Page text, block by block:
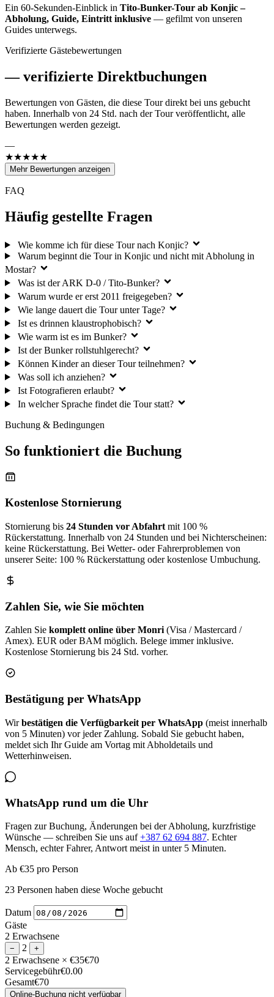
Ein 60-Sekunden-Einblick in Tito-Bunker-Tour ab Konjic –
Abholung, Guide, Eintritt inklusive — gefilmt von unseren
Guides unterwegs.
Verifizierte Gästebewertungen
—verifizierte Direktbuchungen
Bewertungen von Gästen, die diese Tour direkt bei uns gebucht
haben. Innerhalb von 24 Std. nach der Tour veröffentlicht, alle
Bewertungen werden gezeigt.
—
★★★★★
Mehr Bewertungen anzeigen
FAQ
Häufig gestellte Fragen
Wie komme ich für diese Tour nach Konjic?
Warum beginnt die Tour in Konjic und nicht mit Abholung in
Mostar?
Was ist der ARK D-0 / Tito-Bunker?
Warum wurde er erst 2011 freigegeben?
Wie lange dauert die Tour unter Tage?
Ist es drinnen klaustrophobisch?
Wie warm ist es im Bunker?
Ist der Bunker rollstuhlgerecht?
Können Kinder an dieser Tour teilnehmen?
Was soll ich anziehen?
Ist Fotografieren erlaubt?
In welcher Sprache findet die Tour statt?
Buchung & Bedingungen
So funktioniert die Buchung
Kostenlose Stornierung
Stornierung bis 24 Stunden vor Abfahrt mit 100 %
Rückerstattung. Innerhalb von 24 Stunden und bei Nichterscheinen:
keine Rückerstattung. Bei Wetter- oder Fahrerproblemen von
unserer Seite: 100 % Rückerstattung oder kostenlose Umbuchung.
Zahlen Sie, wie Sie möchten
Zahlen Sie komplett online über Monri(Visa / Mastercard /
Amex). EUR oder BAM möglich. Belege immer inklusive.
Kostenlose Stornierung bis 24 Std. vorher.
Bestätigung per WhatsApp
Wirbestätigen die Verfügbarkeit per WhatsApp (meist innerhalb
von 5 Minuten) vor jeder Zahlung. Sobald Sie gebucht haben,
meldet sich Ihr Guide am Vortag mit Abholdetails und
Wetterhinweisen.
WhatsApp rund um die Uhr
Fragen zur Buchung, Änderungen bei der Abholung, kurzfristige
Wünsche — schreiben Sie uns auf+387 62 694 887. Echter
Mensch, echter Fahrer, Antwort meist in unter 5 Minuten.
Ab €35 pro Person
23 Personen haben diese Woche gebucht
Datum
Gäste
2 Erwachsene
− 2 +
2 Erwachsene × €35€70
Servicegebühr€0.00
Gesamt€70
Online-Buchung nicht verfügbar